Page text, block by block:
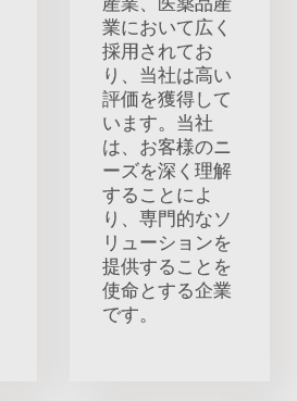
業において広く
採用されてお
り、当社は高い
評価を獲得して
います。当社
は、お客様のニ
ーズを深く理解
することによ
り、専門的なソ
リューションを
提供することを
使命とする企業
です。